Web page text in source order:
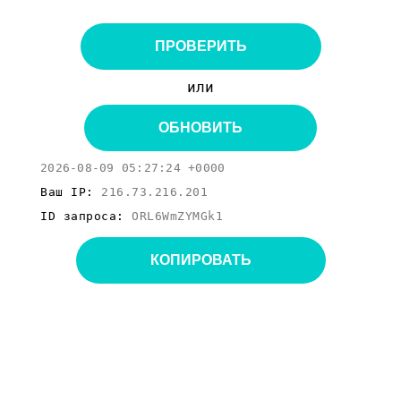
ПРОВЕРИТЬ
или
ОБНОВИТЬ
2026-08-09 05:27:24 +0000
Ваш IP: 216.73.216.201
ID запроса: ORL6WmZYMGk1
КОПИРОВАТЬ